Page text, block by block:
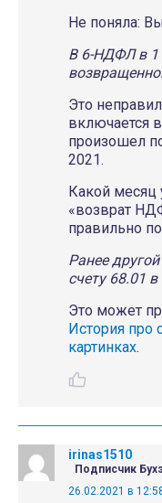
Не поняла:
В 6-НДФЛ в 1
Это
включается
произошел
2021.
Какой месяц
«возврат
правильно
Ранее
счету 68.01
Это может
История про
картинках.
irinas1510
Подписчик
26.02.2021 в